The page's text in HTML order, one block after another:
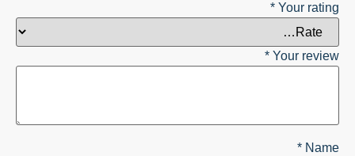
Your rating
*
Your review
*
Name
*